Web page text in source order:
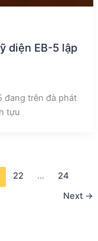
diện EB-5 lập
đang trên đà phát
tựu
22 …
24
Next →